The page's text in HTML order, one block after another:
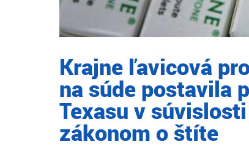
Krajne ľavicová
na súde postavila
Texasu v
zákonom o štíte